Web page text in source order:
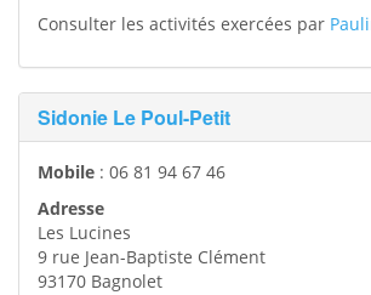
Consulter les activités exercées par
Sidonie Le Poul-Petit
Mobile : 06 81 94 67 46
Adresse
Les Lucines
9 rue Jean-Baptiste Clément
93170 Bagnolet